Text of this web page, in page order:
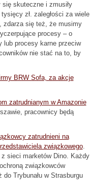
skuteczne i zmusiły
zł. zaległości za wiele
zdarza się też, że musimy
procesy – o
lub procesy karne przeciw
nie stać na to, by
BRW Sofa, za akcje
zatrudnianym w Amazonie
pracownicy będą
zatrudnieni na
związkowego.
sieci marketów Dino. Każdy
związkowców
Trybunału w Strasburgu